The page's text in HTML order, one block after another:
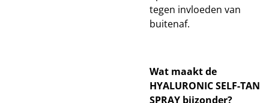
tegen invloeden van
buitenaf.
Wat maakt de
HYALURONIC SELF-TAN
SPRAY bijzonder?